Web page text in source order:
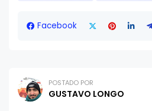
Facebook
POSTADO POR
GUSTAVO LONGO